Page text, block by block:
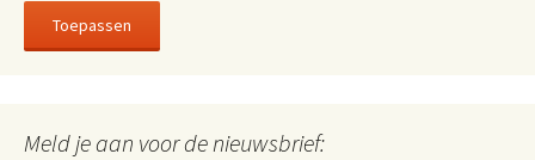
Toepassen
Meld je aan voor de nieuwsbrief: